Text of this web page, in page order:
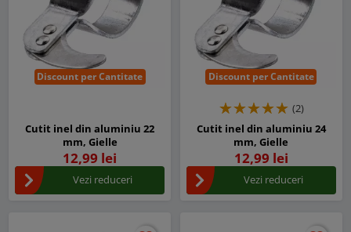
Discount per Cantitate
Cutit inel din aluminiu 22
mm, Gielle
12,99 lei
Vezi reduceri
Discount per Cantitate
(2)
Cutit inel din aluminiu 24
mm, Gielle
12,99 lei
Vezi reduceri